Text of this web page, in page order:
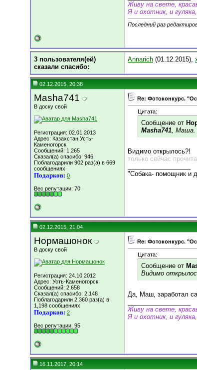
Живу на свете,
Я и охотник, и
Последний раз
3 пользователя(ей)
сказали cпасибо:
Annarich (01.12.2015),
02.12.2015, 20:38
Masha741
В доску свой
Регистрация: 02.01.2013
Адрес: Казахстан.Усть-
Каменогорск
Сообщений: 1,265
Сказал(а) спасибо: 946
Поблагодарили 902 раз(а) в 669
сообщениях
Подарков: 0
Вес репутации: 70
Re: Фотоконкурс.
Цитата:
Сообщение от
Masha741, Маша.
Видимо открылось?!
только сейчас
"Собака- помощник и
02.12.2015, 21:04
Нормашонок
В доску свой
Регистрация: 24.10.2012
Адрес: Усть-Каменогорск
Сообщений: 2,658
Сказал(а) спасибо: 2,148
Поблагодарили 2,360 раз(а) в
1,198 сообщениях
Подарков: 2
Вес репутации: 95
Re: Фотоконкурс.
Цитата:
Сообщение от
Видимо
Да, Маш, заработал
Живу на свете,
Я и охотник, и
16.11.2017, 20:14